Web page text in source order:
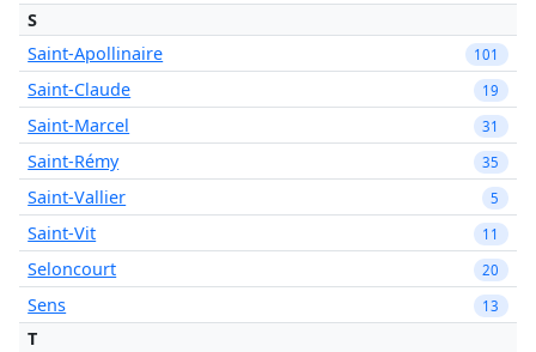
S
Saint-Apollinaire
101
Saint-Claude 19
Saint-Marcel 31
Saint-Rémy 35
Saint-Vallier 5
Saint-Vit 11
Seloncourt 20
Sens 13
T